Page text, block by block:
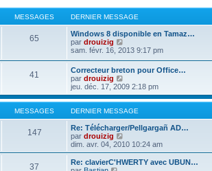
MESSAGES DERNIER MESSAGE
65
Windows 8 disponible en Tamaz…
par drouizig
o
u
l
t
e
r
l
d
e
r
n
i
sam. févr. 16, 2013 9:17 pm
41
Correcteur breton pour Office…
par drouizig
o
n
s
u
l
t
r
l
e
jeu. déc. 17, 2009 2:18 pm
MESSAGES DERNIER MESSAGE
147
Re: Télécharger/Pellgargañ AD…
par drouizig
o
n
s
dim. avr. 04, 2010 10:24 am
37
Re: clavierC'HWERTY avec UBUN…